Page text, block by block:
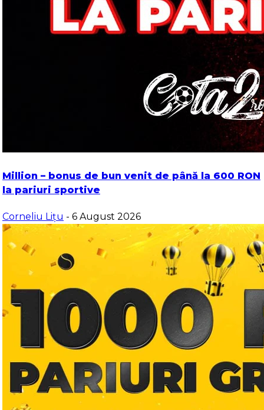
Million – bonus de bun venit de până la 600 RON
la pariuri sportive
Corneliu Lițu - 6 August 2026